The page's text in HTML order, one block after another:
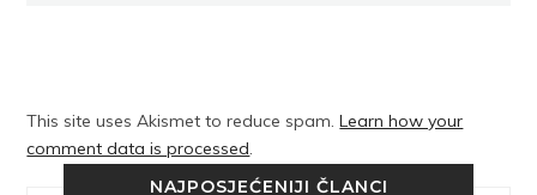
This site uses Akismet to reduce spam.Learn how your
comment data is processed.
NAJPOSJEĆENIJI ČLANCI